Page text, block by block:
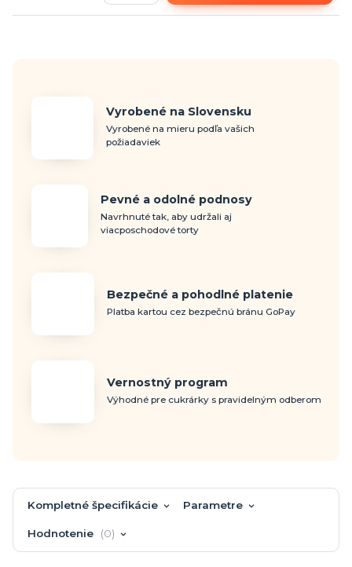
Vyrobené na Slovensku
Vyrobené na mieru podľa vašich
požiadaviek
Pevné a odolné podnosy
Navrhnuté tak, aby udržali aj
viacposchodové torty
Bezpečné a pohodlné platenie
Platba kartou cez bezpečnú bránu GoPay
Vernostný program
Výhodné pre cukrárky s pravidelným odberom
Kompletné špecifikácie Parametre
Hodnotenie 0